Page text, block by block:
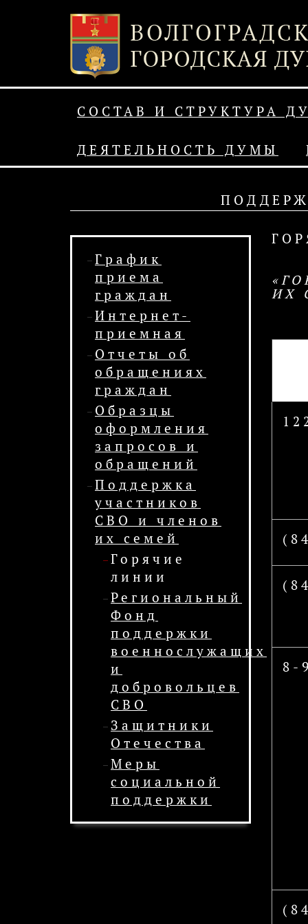
СОСТАВ И СТРУКТУРА
ДЕЯТЕЛЬНОСТЬ ДУМЫ
График
приема
граждан
Интернет-
приемная
Отчеты об
обращениях
граждан
Образцы
оформления
запросов и
обращений
Поддержка
участников
СВО и членов
их семей
Горячие
линии
Региональный
Фонд
поддержки
военнослужащих
и
добровольцев
СВО
Защитники
Отечества
Меры
социальной
поддержки
ИХ
8-